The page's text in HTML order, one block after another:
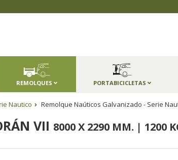
REMOLQUES PORTABICICLETAS
Nautico Remolque Naúticos Galvanizado - Serie
VII 8000 X 2290 MM. | 1200